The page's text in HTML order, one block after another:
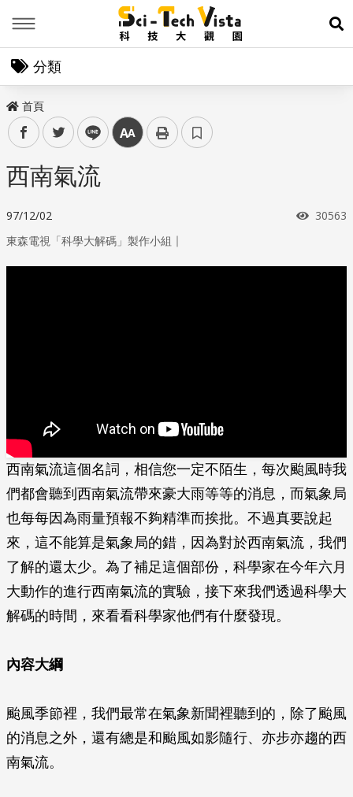
展
分類
首頁
facebooktwitter line 中
西南氣流
97/12/02 瀏覽次
30563
東森電視「科學大解碼」製作小組 ｜
西南氣流這個名詞，相信您一定不陌生，每次颱風時我
們都會聽到西南氣流帶來豪大雨等等的消息，而氣象局
也每每因為雨量預報不夠精準而挨批。不過真要說起
來，這不能算是氣象局的錯，因為對於西南氣流，我們
了解的還太少。為了補足這個部份，科學家在今年六月
大動作的進行西南氣流的實驗，接下來我們透過科學大
解碼的時間，來看看科學家他們有什麼發現。
內容大綱
颱風季節裡，我們最常在氣象新聞裡聽到的，除了颱風
的消息之外，還有總是和颱風如影隨行、亦步亦趨的西
南氣流。